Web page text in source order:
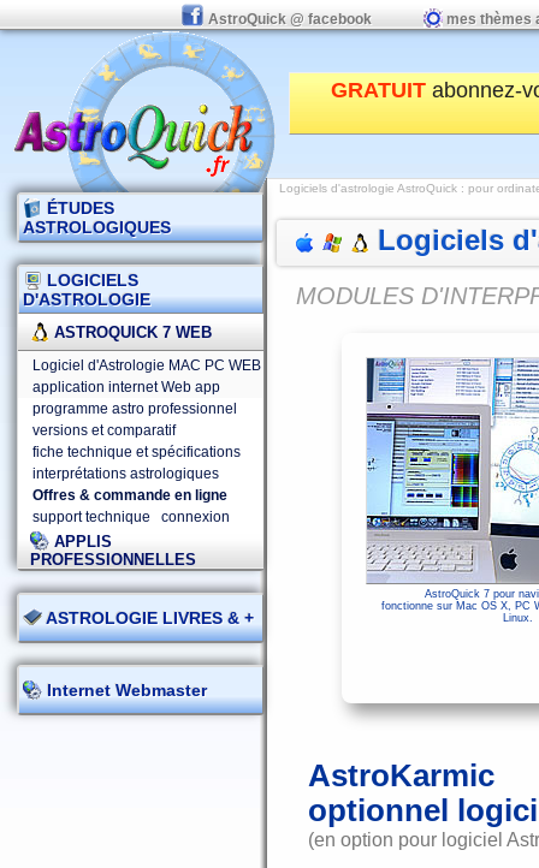
AstroQuick @ facebook mes thèmes
GRATUITabonnez-
ÉTUDES
ASTROLOGIQUES
LOGICIELS
D'ASTROLOGIE
ASTROQUICK 7 WEB
Logiciel d'Astrologie MAC PC WEB
application internet Web app
programme astro professionnel
versions et comparatif
fiche technique et spécifications
interprétations astrologiques
Offres & commande en ligne
support technique
connexion
APPLIS
PROFESSIONNELLES
ASTROLOGIE LIVRES & +
Internet Webmaster
Logiciels d'astrologie AstroQuick : pour
Logiciels
MODULES
AstroQuick 7 pour
fonctionne sur Mac OS X, PC
Linux.
optionnel
(en option pour logiciel